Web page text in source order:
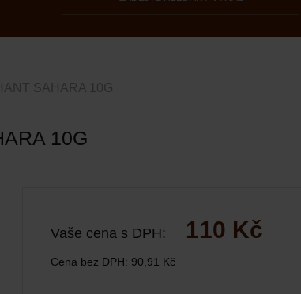
SAHARA 10G
10G
Vaše cena s DPH: 110 Kč
Cena bez DPH: 90,91 Kč